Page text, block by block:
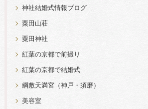
神社結婚式情報ブログ
粟田山荘
粟田神社
紅葉の京都で前撮り
紅葉の京都で結婚式
綱敷天満宮（神戸・須磨）
美容室